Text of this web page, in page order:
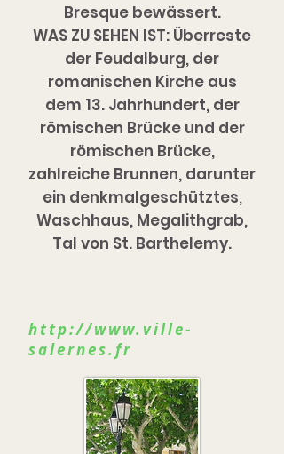
Bresque bewässert.
WAS ZU SEHEN IST: Überreste
der Feudalburg, der
romanischen Kirche aus
dem 13. Jahrhundert, der
römischen Brücke und der
römischen Brücke,
zahlreiche Brunnen, darunter
ein denkmalgeschütztes,
Waschhaus, Megalithgrab,
Tal von St. Barthelemy.
http://www.ville-
salernes.fr